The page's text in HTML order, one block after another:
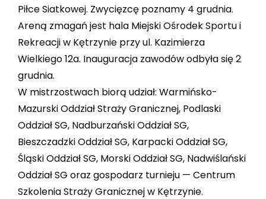
Piłce Siatkowej. Zwycięzcę poznamy 4 grudnia.
Areną zmagań jest hala Miejski Ośrodek Sportu i
Rekreacji w Kętrzynie przy ul. Kazimierza
Wielkiego 12a. Inauguracja zawodów odbyła się 2
grudnia.
W mistrzostwach biorą udział: Warmińsko-
Mazurski Oddział Straży Granicznej, Podlaski
Oddział SG, Nadburzański Oddział SG,
Bieszczadzki Oddział SG, Karpacki Oddział SG,
Śląski Oddział SG, Morski Oddział SG, Nadwiślański
Oddział SG oraz gospodarz turnieju — Centrum
Szkolenia Straży Granicznej w Kętrzynie.